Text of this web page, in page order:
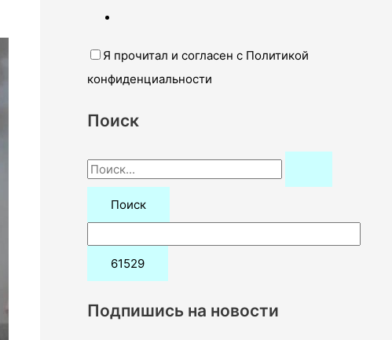
Я прочитал и согласен с Политикой
конфиденциальности
Поиск
П
о
:
Подпишись на новости